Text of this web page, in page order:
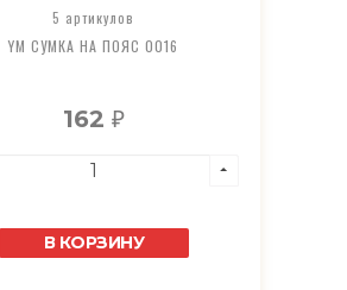
5 артикулов
YM СУМКА НА ПОЯС 0016
162 ₽
В КОРЗИНУ